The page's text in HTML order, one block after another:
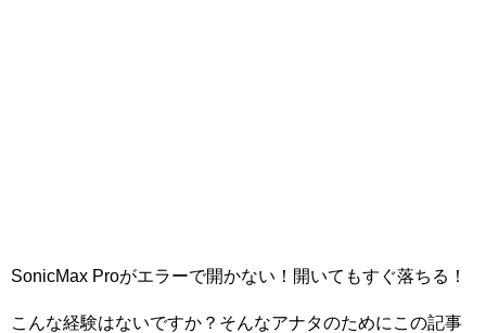
SonicMax Proがエラーで開かない！開いてもすぐ落ちる！
こんな経験はないですか？そんなアナタのためにこの記事